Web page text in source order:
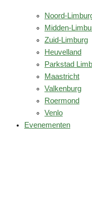
Noord-
Midden-
Zuid-Limburg
Heuvelland
Parkstad
Maastricht
Valkenburg
Roermond
Venlo
Evenementen